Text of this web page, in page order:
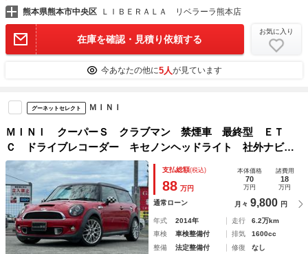
熊本県熊本市中央区 ＬＩＢＥＲＡＬＡ リベラーラ熊本店
在庫を確認・見積り依頼する
お気に入り
今あなたの他に5人が見ています
グーネットセレクト ＭＩＮＩ
ＭＩＮＩ クーパーＳ クラブマン 禁煙車 最終型 ＥＴ
Ｃ ドライブレコーダー キセノンヘッドライト 社外ナビ
フルセグＴＶ Ｂｌｕｅｔｏｏｔｈ
支払総額(税込)
88 万円
本体価格
70
万円
諸費用
18
万円
通常ローン 月々 9,800 円
年式 2014年 走行
6.2万km
車検
車検整備付 排気
1600cc
整備
法定整備付 修復
なし